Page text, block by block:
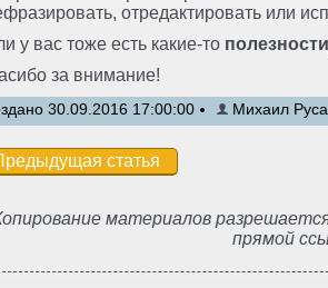
отредактировать или
у вас тоже есть какие-то
за внимание!
30.09.2016 17:00:00 Михаил
статья
материалов
прямой